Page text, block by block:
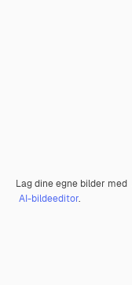
Lag dine egne bilder med
AI-bildeeditor.